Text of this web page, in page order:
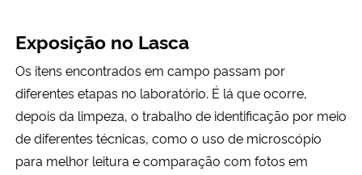
Exposição no Lasca
Os itens encontrados em campo passam por
diferentes etapas no laboratório. É lá que ocorre,
depois da limpeza, o trabalho de identificação por meio
de diferentes técnicas, como o uso de microscópio
para melhor leitura e comparação com fotos em